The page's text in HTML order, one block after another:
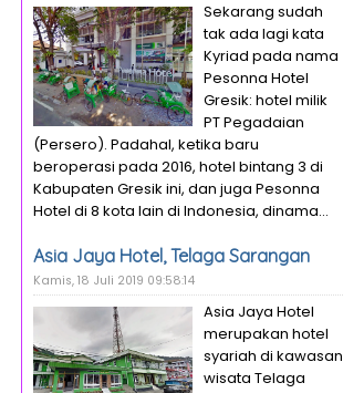
Sekarang sudah
tak ada lagi kata
Kyriad pada nama
Pesonna Hotel
Gresik: hotel milik
PT Pegadaian
(Persero). Padahal, ketika baru
beroperasi pada 2016, hotel bintang 3 di
Kabupaten Gresik ini, dan juga Pesonna
Hotel di 8 kota lain di Indonesia, dinama...
Asia Jaya Hotel, Telaga Sarangan
Kamis, 18 Juli 2019 09:58:14
Asia Jaya Hotel
merupakan hotel
syariah di kawasan
wisata Telaga